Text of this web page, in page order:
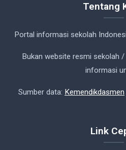
Tentang
Portal informasi sekolah
Bukan website resmi sekolah
informasi
Sumber data: Kemendikdasmen
Link